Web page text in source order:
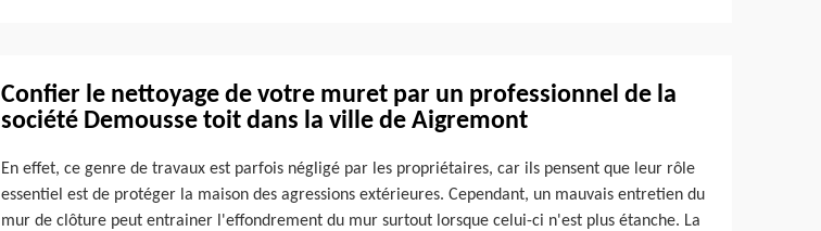
Confier le nettoyage de votre muret par un professionnel de la
société Demousse toit dans la ville de Aigremont
En effet, ce genre de travaux est parfois négligé par les propriétaires, car ils pensent que leur rôle
essentiel est de protéger la maison des agressions extérieures. Cependant, un mauvais entretien du
mur de clôture peut entrainer l'effondrement du mur surtout lorsque celui-ci n'est plus étanche. La